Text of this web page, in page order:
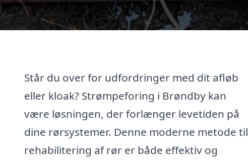
Står du over for udfordringer med dit afløb
eller kloak? Strømpeforing i Brøndby kan
være løsningen, der forlænger levetiden på
dine rørsystemer. Denne moderne metode til
rehabilitering af rør er både effektiv og